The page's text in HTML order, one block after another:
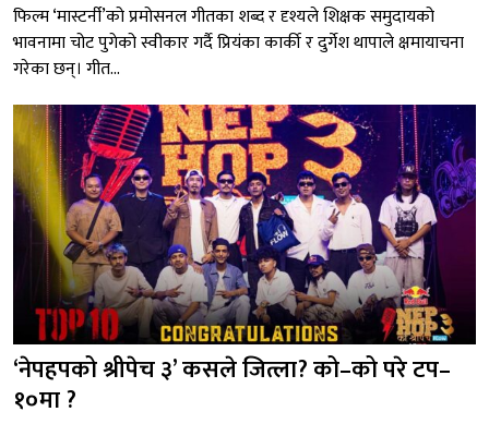
फिल्म ‘मास्टर्नी’को प्रमोसनल गीतका शब्द र दृश्यले शिक्षक समुदायको
भावनामा चोट पुगेको स्वीकार गर्दै प्रियंका कार्की र दुर्गेश थापाले क्षमायाचना
गरेका छन्। गीत...
‘नेपहपको श्रीपेच ३’ कसले जित्ला? को–को परे टप–
१०मा ?